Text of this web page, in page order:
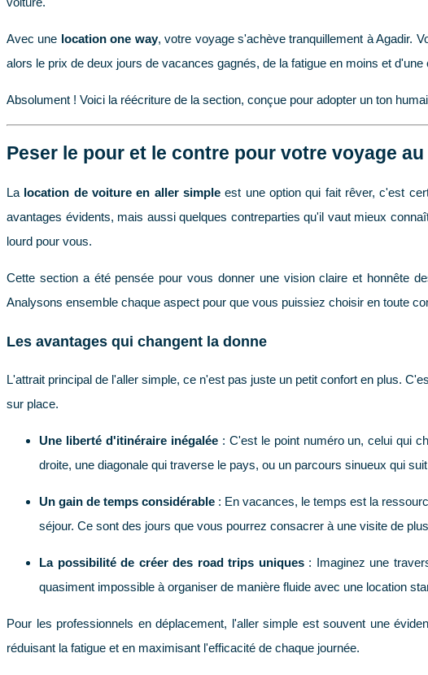
Avec une location one way, votre voyage s'achève tranquillement à Agadir.
alors le prix de deux jours de vacances gagnés, de la fatigue en moins et
Absolument ! Voici la réécriture de la section, conçue pour adopter un ton
Peser le pour et le contre pour votre voyage au
La location de voiture en aller simple est une option qui fait rêver, c'est
avantages évidents, mais aussi quelques contreparties qu'il vaut mieux
lourd pour vous.
Cette section a été pensée pour vous donner une vision claire et honnête
Analysons ensemble chaque aspect pour que vous puissiez choisir en toute
Les avantages qui changent la donne
L'attrait principal de l'aller simple, ce n'est pas juste un petit confort en plus.
sur place.
Une liberté d'itinéraire inégalée: C'est le point numéro un, celui qui
droite, une diagonale qui traverse le pays, ou un parcours sinueux qui
Un gain de temps considérable : En vacances, le temps est la
séjour. Ce sont des jours que vous pourrez consacrer à une visite de
La possibilité de créer des road trips uniques: Imaginez une
quasiment impossible à organiser de manière fluide avec une location
Pour les professionnels en déplacement, l'aller simple est souvent une
réduisant la fatigue et en maximisant l'efficacité de chaque journée.